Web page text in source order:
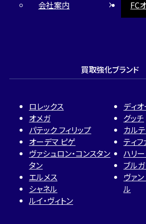
会社案内 FC
買取強化ブランド
ロレックス
オメガ
パテック フィリップ
オーデマ ピゲ
ヴァシュロン・コンスタン
タン
エルメス
シャネル
ルイ・ヴィトン
ディ
グッチ
カル
ティフ
ハリー
ブル
ヴァ
ル